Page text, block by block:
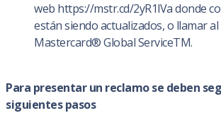
web https://mstr.cd/2yR1lVa donde
están siendo actualizados, o llamar
Mastercard® Global ServiceTM.
Para presentar un reclamo se deben
siguientes pasos